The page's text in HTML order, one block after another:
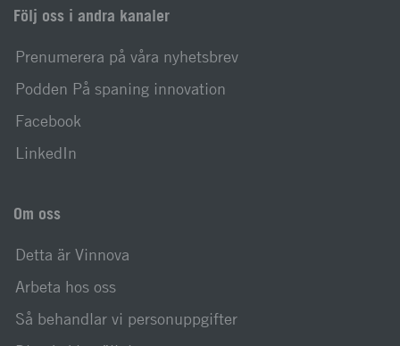
Följ oss i andra kanaler
Prenumerera på våra nyhetsbrev
Podden På spaning innovation
Facebook
LinkedIn
Om oss
Detta är Vinnova
Arbeta hos oss
Så behandlar vi personuppgifter